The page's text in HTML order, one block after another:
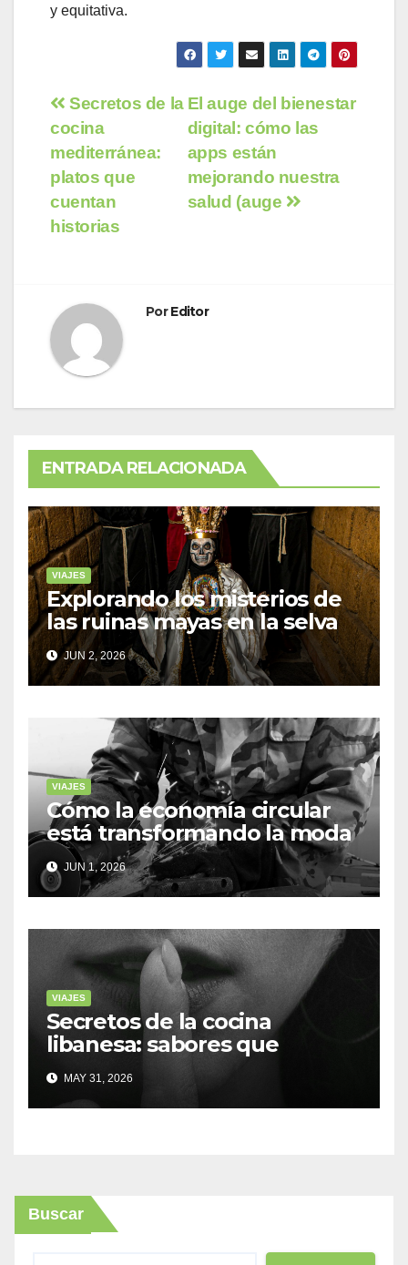
y equitativa.
Navegación
de
entradas
El auge del bienestar
digital: cómo las
apps están
mejorando nuestra
salud (auge
Secretos de la
cocina
mediterránea:
platos que
cuentan
historias
PorEditor
ENTRADA RELACIONADA
VIAJES
Explorando los misterios de
las ruinas mayas en la selva
de Yucatán
JUN 2, 2026
VIAJES
Cómo la economía circular
está transformando la moda
sostenible
JUN 1, 2026
VIAJES
Secretos de la cocina
libanesa: sabores que
cuentan historias
MAY 31, 2026
Buscar